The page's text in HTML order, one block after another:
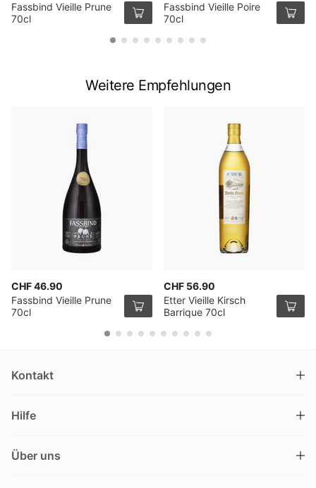
Fassbind Vieille Prune
70cl
Fassbind Vieille Poire
70cl
Weitere Empfehlungen
CHF 46.90
Fassbind Vieille Prune
70cl
CHF 56.90
Etter Vieille Kirsch
Barrique 70cl
Kontakt
Nüschelerstrasse 35
Schweiz
Hilfe
Über uns